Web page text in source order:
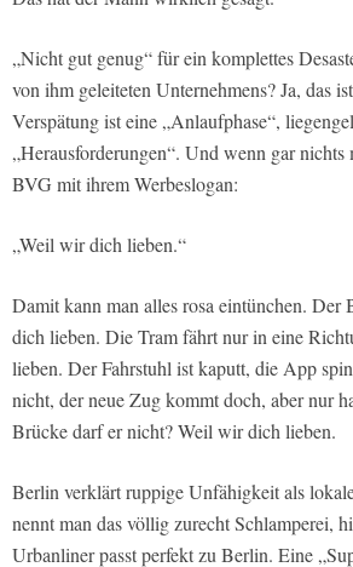
„Nicht gut genug“ für ein komplettes
von ihm geleiteten Unternehmens? Ja, das
Verspätung ist eine „Anlaufphase“,
„Herausforderungen“. Und wenn gar
BVG mit ihrem Werbeslogan:
„Weil wir dich lieben.“
Damit kann man alles rosa eintünchen. Der
dich lieben. Die Tram fährt nur in eine
lieben. Der Fahrstuhl ist kaputt, die App
nicht, der neue Zug kommt doch, aber nur
Brücke darf er nicht? Weil wir dich lieben.
Berlin verklärt ruppige Unfähigkeit als
nennt man das völlig zurecht Schlamperei,
Urbanliner passt perfekt zu Berlin. Eine